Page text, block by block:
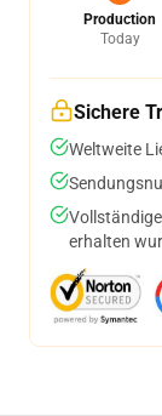
Production
Today
Sichere
Weltweite
erhalten